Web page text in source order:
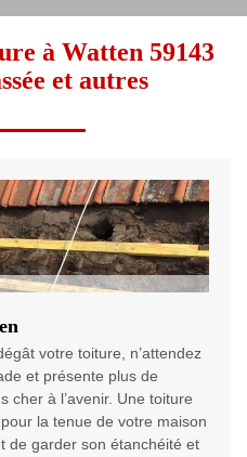
à Watten 59143
et autres
votre toiture, n’attendez
et présente plus de
cher à l’avenir. Une toiture
la tenue de votre maison
de garder son étanchéité et